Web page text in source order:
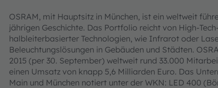
OSRAM, mit Hauptsitz in München, ist ein weltweit
jährigen Geschichte. Das Portfolio reicht von High-
halbleiterbasierter Technologien, wie Infrarot oder
Beleuchtungslösungen in Gebäuden und Städten.
2015 (per 30. September) weltweit rund 33.000
einen Umsatz von knapp 5,6 Milliarden Euro. Das
Main und München notiert unter der WKN: LED 400